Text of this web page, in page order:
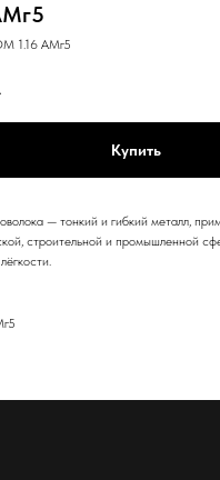
1.16 АМг5
Купить
— тонкий и гибкий металл,
строительной и промышленной